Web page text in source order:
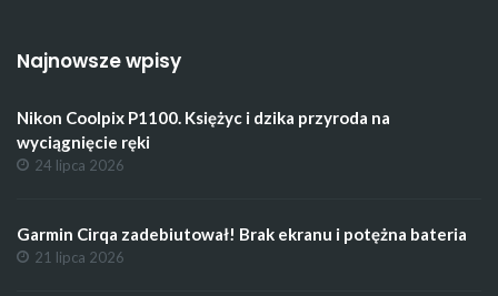
Najnowsze wpisy
Nikon Coolpix P1100. Księżyc i dzika przyroda na
wyciągnięcie ręki
24 lipca 2026
Garmin Cirqa zadebiutował! Brak ekranu i potężna bateria
21 lipca 2026